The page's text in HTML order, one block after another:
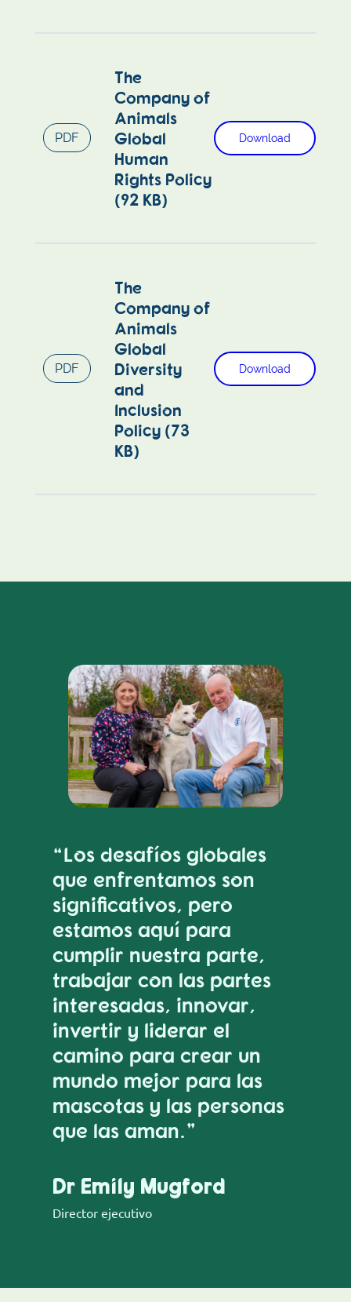
PDF
The
Company of
Animals
Global
Human
Rights Policy
(92 KB)
Download
PDF
The
Company of
Animals
Global
Diversity
and
Inclusion
Policy (73
KB)
Download
“Los desafíos globales
que enfrentamos son
significativos, pero
estamos aquí para
cumplir nuestra parte,
trabajar con las partes
interesadas, innovar,
invertir y liderar el
camino para crear un
mundo mejor para las
mascotas y las personas
que las aman.”
Dr Emily Mugford
Director ejecutivo